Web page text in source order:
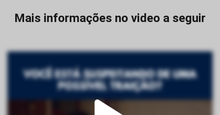
Mais informações no video a seguir